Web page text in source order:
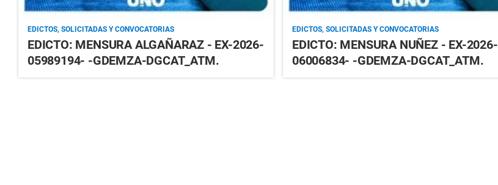
EDICTOS, SOLICITADAS Y CONVOCATORIAS
EDICTO: MENSURA ALGAÑARAZ - EX-2026-
05989194- -GDEMZA-DGCAT_ATM.
EDICTOS, SOLICITADAS Y CONVOCATORIAS
EDICTO: MENSURA NUÑEZ - EX-2026-
06006834- -GDEMZA-DGCAT_ATM.